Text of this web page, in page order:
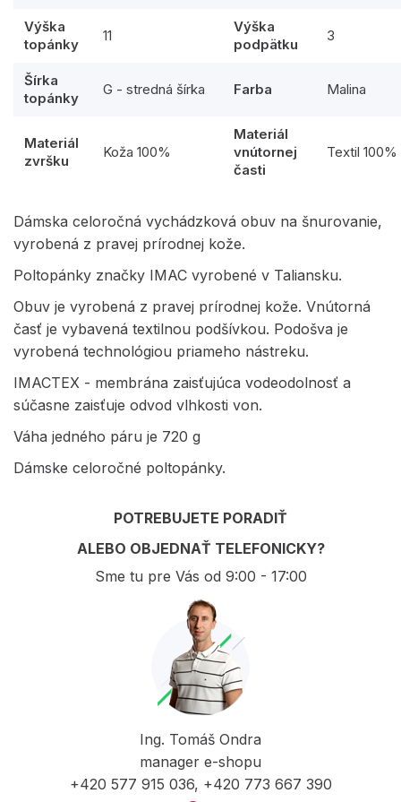
Výška
topánky
11
Výška
podpätku
3
Šírka
topánky
G - stredná šírka Farba Malina
Materiál
zvršku
Koža 100%
Materiál
vnútornej
časti
Textil 100%
Dámska celoročná vychádzková obuv na šnurovanie,
vyrobená z pravej prírodnej kože.
Poltopánky značky IMAC vyrobené v Taliansku.
Obuv je vyrobená z pravej prírodnej kože. Vnútorná
časť je vybavená textilnou podšívkou. Podošva je
vyrobená technológiou priameho nástreku.
IMACTEX - membrána zaisťujúca vodeodolnosť a
súčasne zaisťuje odvod vlhkosti von.
Váha jedného páru je 720 g
Dámske celoročné poltopánky.
POTREBUJETE PORADIŤ
ALEBO OBJEDNAŤ TELEFONICKY?
Sme tu pre Vás od 9:00 - 17:00
Ing. Tomáš Ondra
manager e-shopu
+420 577 915 036, +420 773 667 390